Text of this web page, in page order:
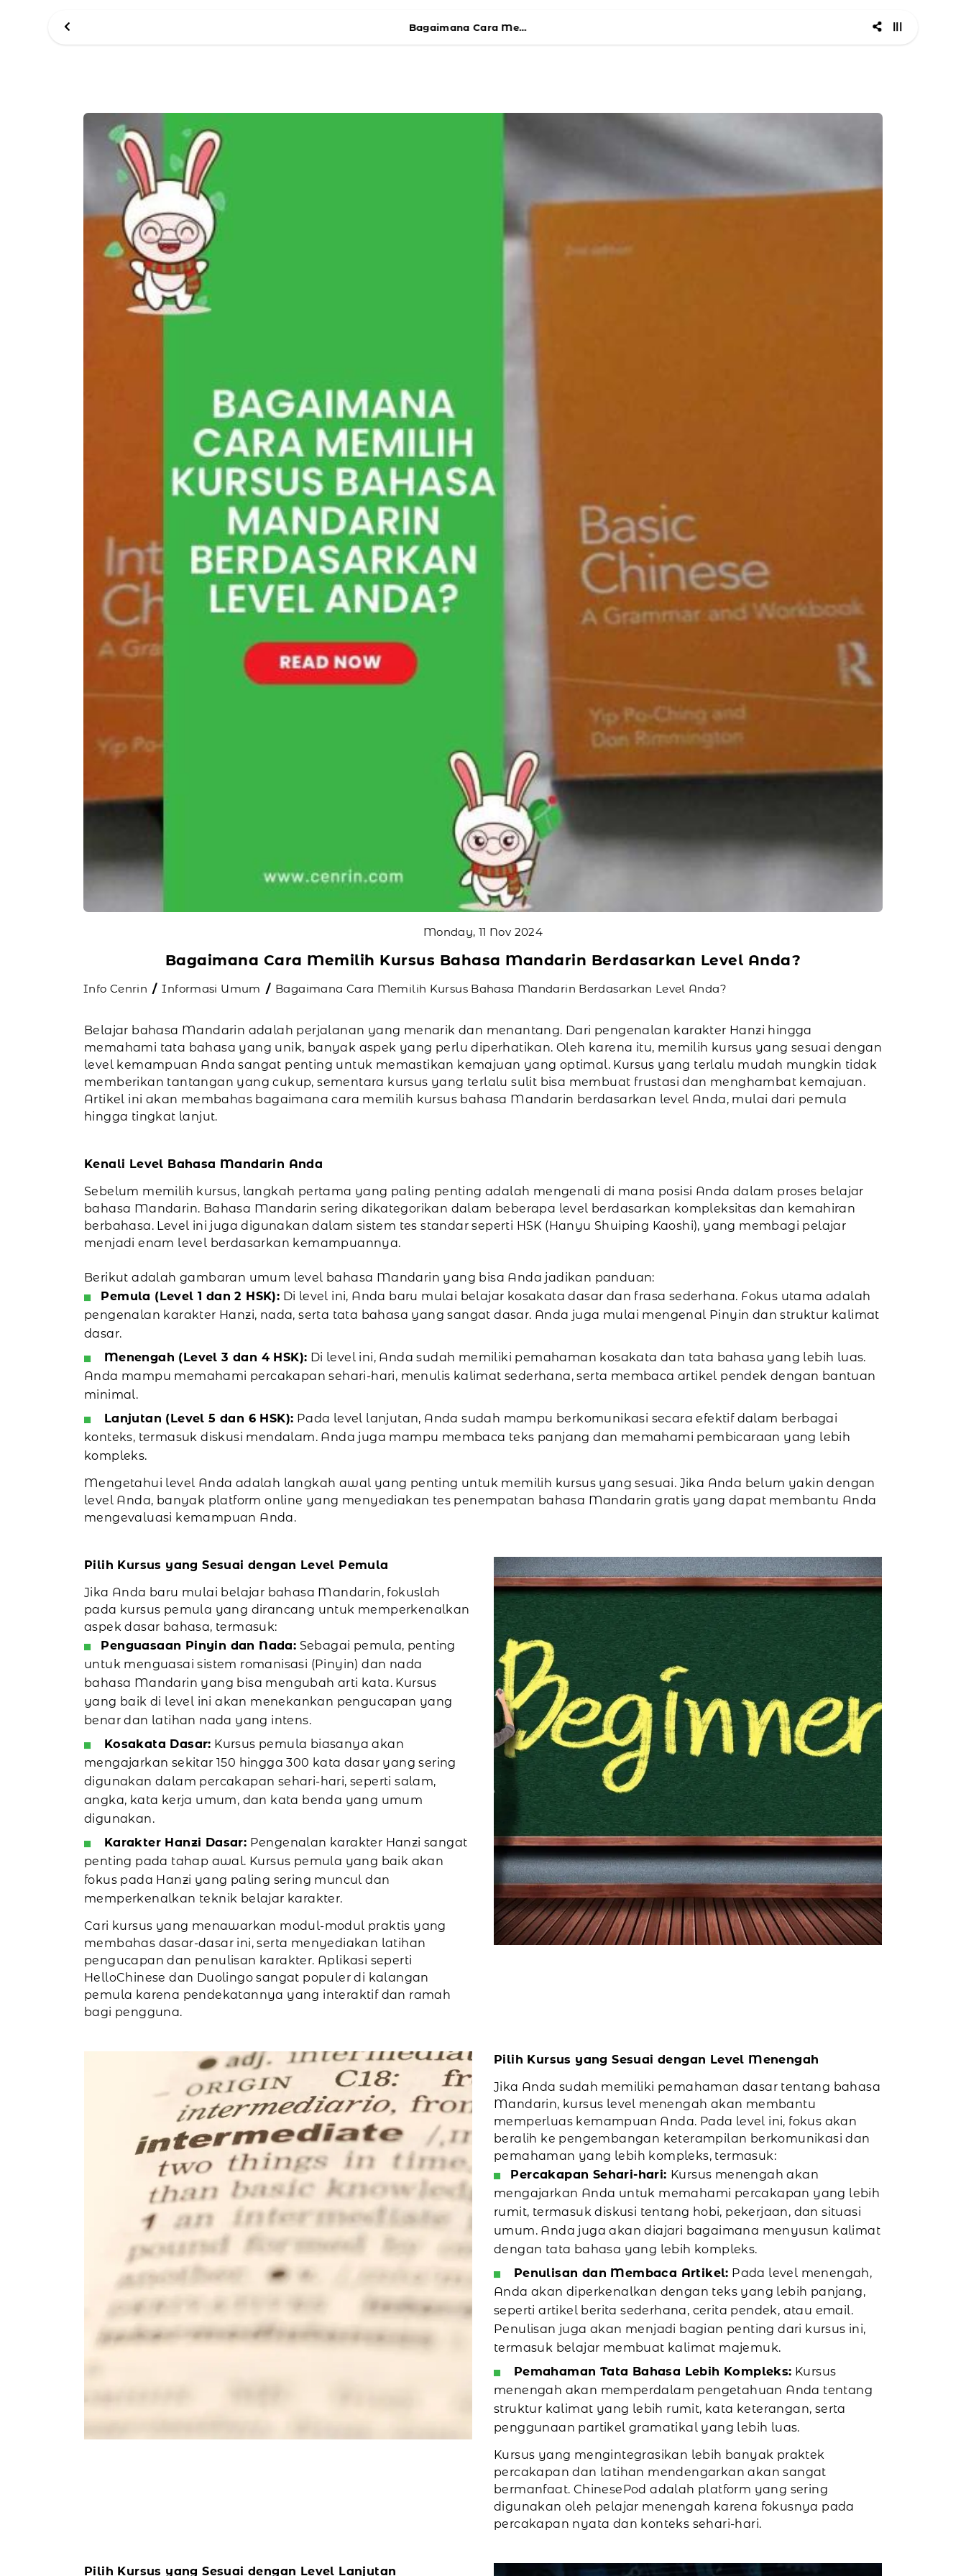
Bagaimana Cara Memilih Kursus Bahasa Mandarin Berdasarkan Level Anda?
Monday, 11 Nov 2024
Bagaimana Cara Memilih Kursus Bahasa Mandarin Berdasarkan Level Anda?
Info Cenrin Informasi Umum Bagaimana Cara Memilih Kursus Bahasa Mandarin Berdasarkan Level Anda?
Belajar bahasa Mandarin adalah perjalanan yang menarik dan menantang. Dari pengenalan karakter Hanzi hingga
memahami tata bahasa yang unik, banyak aspek yang perlu diperhatikan. Oleh karena itu, memilih kursus yang sesuai dengan
level kemampuan Anda sangat penting untuk memastikan kemajuan yang optimal. Kursus yang terlalu mudah mungkin tidak
memberikan tantangan yang cukup, sementara kursus yang terlalu sulit bisa membuat frustasi dan menghambat kemajuan.
Artikel ini akan membahas bagaimana cara memilih kursus bahasa Mandarin berdasarkan level Anda, mulai dari pemula
hingga tingkat lanjut.
Kenali Level Bahasa Mandarin Anda
Sebelum memilih kursus, langkah pertama yang paling penting adalah mengenali di mana posisi Anda dalam proses belajar
bahasa Mandarin. Bahasa Mandarin sering dikategorikan dalam beberapa level berdasarkan kompleksitas dan kemahiran
berbahasa. Level ini juga digunakan dalam sistem tes standar seperti HSK (Hanyu Shuiping Kaoshi), yang membagi pelajar
menjadi enam level berdasarkan kemampuannya.
Berikut adalah gambaran umum level bahasa Mandarin yang bisa Anda jadikan panduan:
Pemula (Level 1 dan 2 HSK): Di level ini, Anda baru mulai belajar kosakata dasar dan frasa sederhana. Fokus utama adalah
pengenalan karakter Hanzi, nada, serta tata bahasa yang sangat dasar. Anda juga mulai mengenal Pinyin dan struktur kalimat
dasar.
Menengah (Level 3 dan 4 HSK): Di level ini, Anda sudah memiliki pemahaman kosakata dan tata bahasa yang lebih luas.
Anda mampu memahami percakapan sehari-hari, menulis kalimat sederhana, serta membaca artikel pendek dengan bantuan
minimal.
Lanjutan (Level 5 dan 6 HSK): Pada level lanjutan, Anda sudah mampu berkomunikasi secara efektif dalam berbagai
konteks, termasuk diskusi mendalam. Anda juga mampu membaca teks panjang dan memahami pembicaraan yang lebih
kompleks.
Mengetahui level Anda adalah langkah awal yang penting untuk memilih kursus yang sesuai. Jika Anda belum yakin dengan
level Anda, banyak platform online yang menyediakan tes penempatan bahasa Mandarin gratis yang dapat membantu Anda
mengevaluasi kemampuan Anda.
Pilih Kursus yang Sesuai dengan Level Pemula
Jika Anda baru mulai belajar bahasa Mandarin, fokuslah
pada kursus pemula yang dirancang untuk memperkenalkan
aspek dasar bahasa, termasuk:
Penguasaan Pinyin dan Nada: Sebagai pemula, penting
untuk menguasai sistem romanisasi (Pinyin) dan nada
bahasa Mandarin yang bisa mengubah arti kata. Kursus
yang baik di level ini akan menekankan pengucapan yang
benar dan latihan nada yang intens.
Kosakata Dasar: Kursus pemula biasanya akan
mengajarkan sekitar 150 hingga 300 kata dasar yang sering
digunakan dalam percakapan sehari-hari, seperti salam,
angka, kata kerja umum, dan kata benda yang umum
digunakan.
Karakter Hanzi Dasar: Pengenalan karakter Hanzi sangat
penting pada tahap awal. Kursus pemula yang baik akan
fokus pada Hanzi yang paling sering muncul dan
memperkenalkan teknik belajar karakter.
Cari kursus yang menawarkan modul-modul praktis yang
membahas dasar-dasar ini, serta menyediakan latihan
pengucapan dan penulisan karakter. Aplikasi seperti
HelloChinese dan Duolingo sangat populer di kalangan
pemula karena pendekatannya yang interaktif dan ramah
bagi pengguna.
Pilih Kursus yang Sesuai dengan Level Menengah
Jika Anda sudah memiliki pemahaman dasar tentang bahasa
Mandarin, kursus level menengah akan membantu
memperluas kemampuan Anda. Pada level ini, fokus akan
beralih ke pengembangan keterampilan berkomunikasi dan
pemahaman yang lebih kompleks, termasuk:
Percakapan Sehari-hari: Kursus menengah akan
mengajarkan Anda untuk memahami percakapan yang lebih
rumit, termasuk diskusi tentang hobi, pekerjaan, dan situasi
umum. Anda juga akan diajari bagaimana menyusun kalimat
dengan tata bahasa yang lebih kompleks.
Penulisan dan Membaca Artikel: Pada level menengah,
Anda akan diperkenalkan dengan teks yang lebih panjang,
seperti artikel berita sederhana, cerita pendek, atau email.
Penulisan juga akan menjadi bagian penting dari kursus ini,
termasuk belajar membuat kalimat majemuk.
Pemahaman Tata Bahasa Lebih Kompleks: Kursus
menengah akan memperdalam pengetahuan Anda tentang
struktur kalimat yang lebih rumit, kata keterangan, serta
penggunaan partikel gramatikal yang lebih luas.
Kursus yang mengintegrasikan lebih banyak praktek
percakapan dan latihan mendengarkan akan sangat
bermanfaat. ChinesePod adalah platform yang sering
digunakan oleh pelajar menengah karena fokusnya pada
percakapan nyata dan konteks sehari-hari.
Pilih Kursus yang Sesuai dengan Level Lanjutan